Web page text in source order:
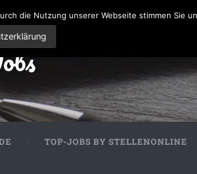
TOP-JOBS BY STELLENONLINE
die Nutzung unserer Webseite stimmen Sie